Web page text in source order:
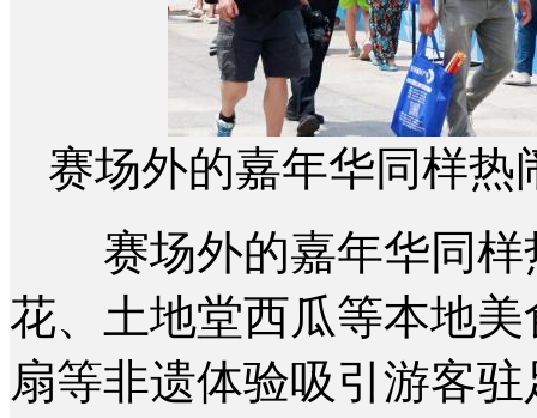
赛场外的嘉年华同样
赛场外的嘉年华同样
花、土地堂西瓜等本地
扇等非遗体验吸引游客